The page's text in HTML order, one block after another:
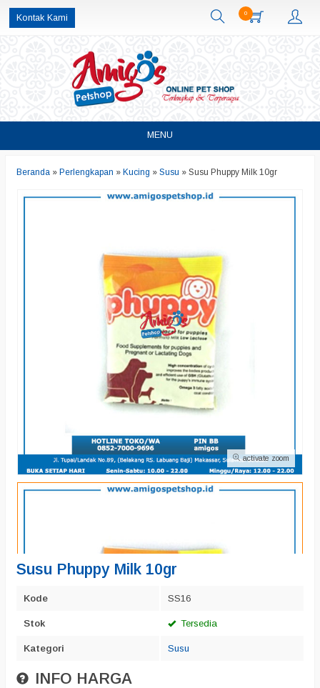
Kontak Kami 0
MENU
Beranda » Perlengkapan » Kucing » Susu » Susu Phuppy Milk 10gr
activate zoom
Susu Phuppy Milk 10gr
Kode SS16
Stok Tersedia
Kategori Susu
INFO HARGA